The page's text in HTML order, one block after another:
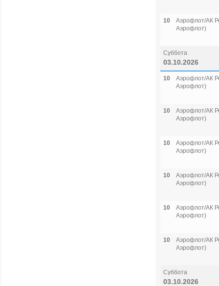
10
Аэрофлот/АК
Аэрофлот)
Суббота
03.10.2026
10
Аэрофлот/АК
Аэрофлот)
10
Аэрофлот/АК
Аэрофлот)
10
Аэрофлот/АК
Аэрофлот)
10
Аэрофлот/АК
Аэрофлот)
10
Аэрофлот/АК
Аэрофлот)
10
Аэрофлот/АК
Аэрофлот)
Суббота
03.10.2026